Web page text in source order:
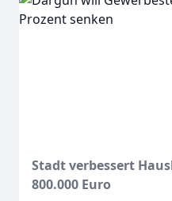
Stadt verbessert
800.000 Euro